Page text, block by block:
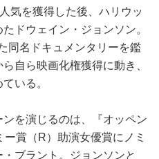
気を獲得した後、ハリウッ
ドウェイン・ジョンソン。
同名ドキュメンタリーを鑑
自ら映画化権獲得に動き、
いる。
を演じるのは、『オッペン
賞（R）助演女優賞にノミ
ブラント。ジョンソンと